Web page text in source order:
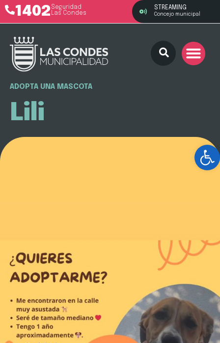
1402 Seguridad
Las Condes
STREAMING
Concejo municipal
ADOPTA UNA MASCOTA
Lili